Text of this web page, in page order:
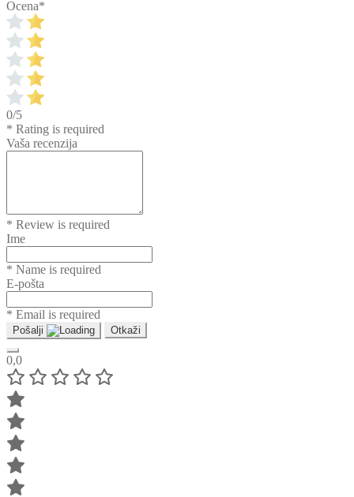
Ocena*
0/5
* Rating is required
Vaša recenzija
* Review is required
Ime
* Name is required
E-pošta
* Email is required
Pošalji Otkaži
0,0